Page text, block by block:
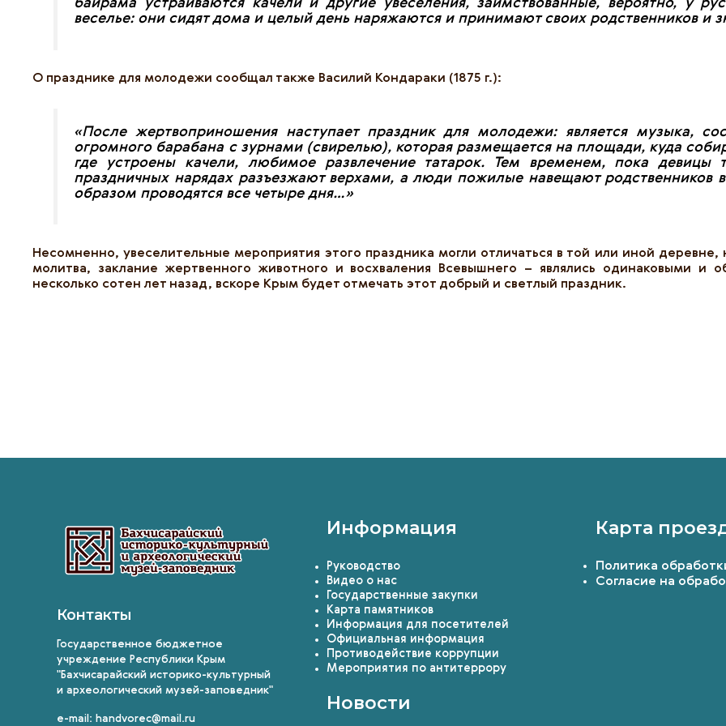
байрама устраиваются качели и другие увеселения, заимствованные, вероятно, у
веселье: они сидят дома и целый день наряжаются и принимают своих родственников и
О празднике для молодежи сообщал также Василий Кондараки (1875 г.):
«После жертвоприношения наступает праздник для молодежи: является музыка,
огромного барабана с зурнами (свирелью), которая размещается на площади, куда
где устроены качели, любимое развлечение татарок. Тем временем, пока
праздничных нарядах разъезжают верхами, а люди пожилые навещают родственников
образом проводятся все четыре дня…»
Несомненно, увеселительные мероприятия этого праздника могли отличаться в той или иной
молитва, заклание жертвенного животного и восхваления Всевышнего – являлись одинаковыми и
несколько сотен лет назад, вскоре Крым будет отмечать этот добрый и светлый праздник.
Контакты
Государственное бюджетное
учреждение Республики Крым
"Бахчисарайский историко-культурный
и археологический музей-заповедник"
e-mail: handvorec@mail.ru
Информация
Руководство
Видео о нас
Государственные закупки
Карта памятников
Информация для посетителей
Официальная информация
Противодействие коррупции
Мероприятия по антитеррору
Новости
Карта
Политика
Согласие на